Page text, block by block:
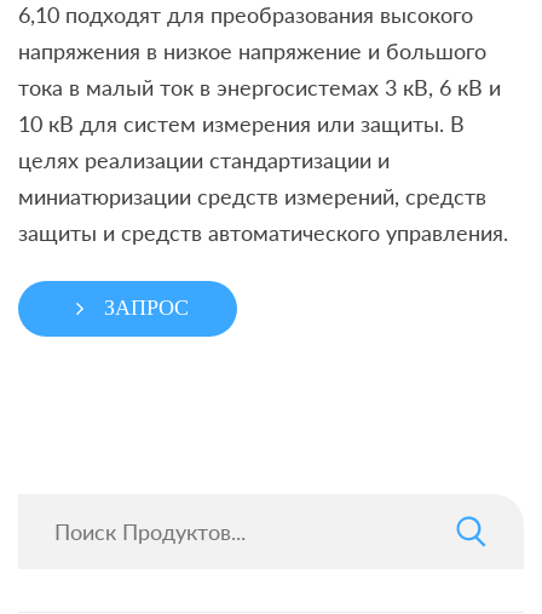
6,10 подходят для преобразования высокого
напряжения в низкое напряжение и большого
тока в малый ток в энергосистемах 3 кВ, 6 кВ и
10 кВ для систем измерения или защиты. В
целях реализации стандартизации и
миниатюризации средств измерений, средств
защиты и средств автоматического управления.
ЗАПРОС